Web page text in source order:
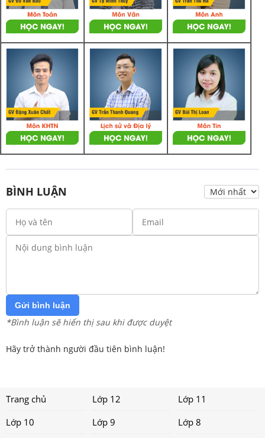
BÌNH LUẬN
Gửi bình luận
*Bình luận sẽ hiển thị sau khi được duyệt
Hãy trở thành người đầu tiên bình luận!
Trang chủ Lớp 12
Lớp 11
Lớp 10
Lớp 9 Lớp 8